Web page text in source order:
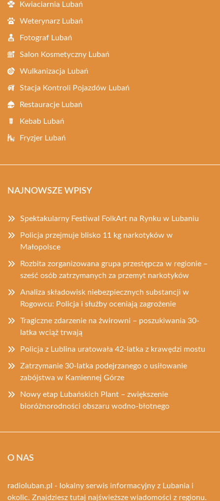
Kwiaciarnia Lubań
Weterynarz Lubań
Fotograf Lubań
Salon Kosmetyczny Lubań
Wulkanizacja Lubań
Stacja Kontroli Pojazdów Lubań
Restauracje Lubań
Kebab Lubań
Fryzjer Lubań
NAJNOWSZE WPISY
Spektakularny Festiwal FolkArt na Rynku w Lubaniu
Policja przejmuje blisko 11 kg narkotyków w
Małopolsce
Rozbita zorganizowana grupa przestępcza w regionie –
sześć osób zatrzymanych za przemyt narkotyków
Analiza składowisk niebezpiecznych substancji w
Rogowcu: Policja i służby oceniają zagrożenie
Tragiczne zdarzenie na żwirowni – poszukiwania 30-
latka wciąż trwają
Policja z Lublina uratowała 42-latka z krawędzi mostu
Zatrzymanie 30-latka podejrzanego o usiłowanie
zabójstwa w Kamiennej Górze
Nowy etap Lubańskich Plant – zwiększenie
bioróżnorodności obszaru wodno-błotnego
O NAS
radioluban.pl - lokalny serwis informacyjny z Lubania i
okolic. Znajdziesz tutaj najświeższe wiadomości z regionu.